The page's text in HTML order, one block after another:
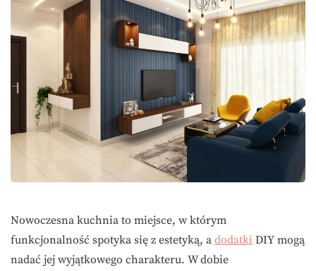
Nowoczesna kuchnia to miejsce, w którym
funkcjonalność spotyka się z estetyką, a dodatki DIY mogą
nadać jej wyjątkowego charakteru. W dobie